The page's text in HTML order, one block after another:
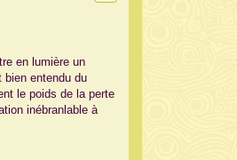
en lumière un
bien entendu du
le poids de la perte
inébranlable à